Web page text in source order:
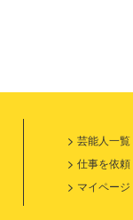
芸能人一覧
仕事を依頼
マイページ